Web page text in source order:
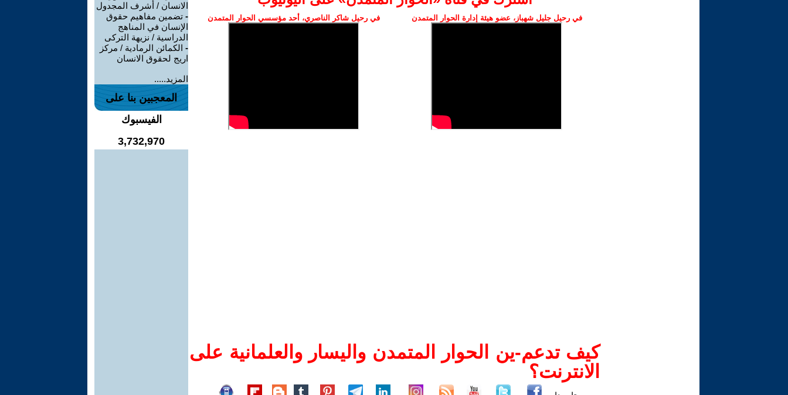
في رحيل جليل شهباز، عضو هيئة إدارة الحوار المتمدن في رحيل شاكر الناصري، أحد مؤسسي الحوار المتمدن
كيف تدعم-ين الحوار المتمدن واليسار والعلمانية على
الانترنت؟
الانسان / أشرف المجدول
- تضمين مفاهيم حقوق
الإنسان في المناهج
الدراسية / نزيهة التركى
- الكمائن الرمادية / مركز
اريج لحقوق الانسان
المزيد.....
المعجبين بنا على
الفيسبوك
3,732,970